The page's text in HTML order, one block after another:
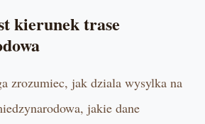
kierunek trase
zrozumiec, jak dziala wysylka na
jakie dane